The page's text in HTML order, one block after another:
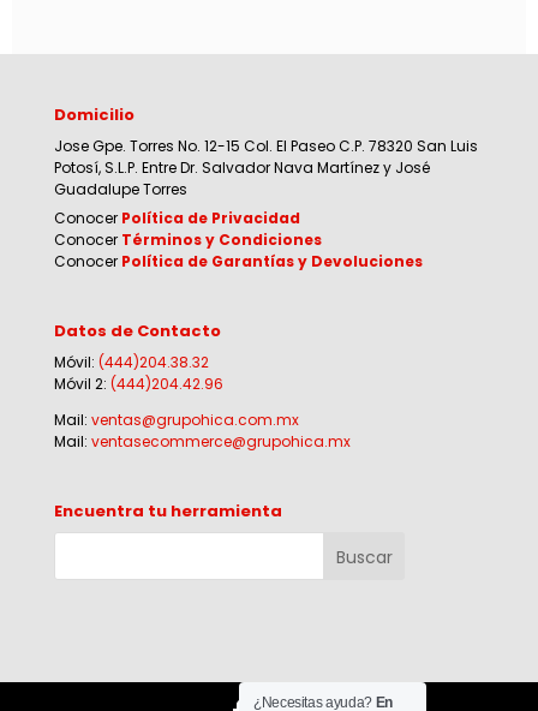
Domicilio
Jose Gpe. Torres No. 12-15 Col. El Paseo C.P. 78320 San Luis
Potosí, S.L.P. Entre Dr. Salvador Nava Martínez y José
Guadalupe Torres
Conocer Política de Privacidad
Conocer Términos y Condiciones
Conocer Política de Garantías y Devoluciones
Datos de Contacto
Móvil: (444)204.38.32
Móvil 2: (444)204.42.96
Mail: ventas@grupohica.com.mx
Mail: ventasecommerce@grupohica.mx
Encuentra tu herramienta
¿Necesitas ayuda? En